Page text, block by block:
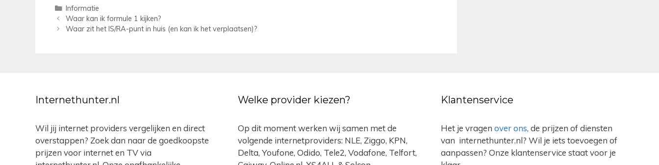
Categorieën
Informatie
Berichtnavigatie
Waar kan ik formule 1 kijken?
Waar zit het IS/RA-punt in huis (en kan ik het verplaatsen)?
Internethunter.nl
Wil jij internet providers vergelijken en direct
overstappen? Zoek dan naar de goedkoopste
prijzen voor internet en TV via
Welke provider kiezen?
Op dit moment werken wij samen met de
volgende internetproviders: NLE, Ziggo, KPN,
Delta, Youfone, Odido, Tele2, Vodafone, Telfort,
Klantenservice
Het je vragen over ons, de prijzen of diensten
van internethunter.nl? Wil je iets toevoegen of
aanpassen? Onze klantenservice staat voor je